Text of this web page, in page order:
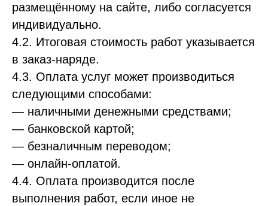
размещённому на сайте, либо согласуется
индивидуально.
4.2. Итоговая стоимость работ указывается
в заказ-наряде.
4.3. Оплата услуг может производиться
следующими способами:
— наличными денежными средствами;
— банковской картой;
— безналичным переводом;
— онлайн-оплатой.
4.4. Оплата производится после
выполнения работ, если иное не